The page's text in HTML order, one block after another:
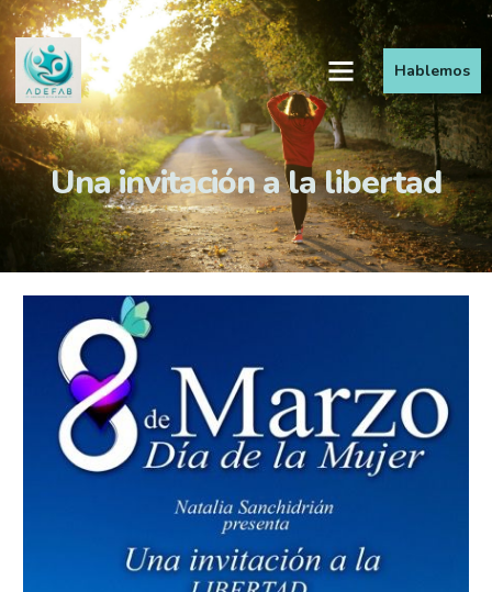
Hablemos
Una invitación a la libertad